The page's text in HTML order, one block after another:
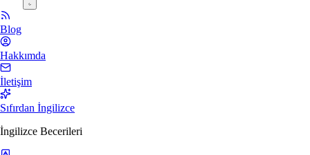
Blog
Hakkımda
İletişim
Sıfırdan İngilizce
İngilizce Becerileri